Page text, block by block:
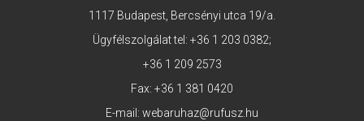
1117 Budapest, Bercsényi utca 19/a.
Ügyfélszolgálat tel: +36 1 203 0382;
+36 1 209 2573
Fax: +36 1 381 0420
E-mail: webaruhaz@rufusz.hu